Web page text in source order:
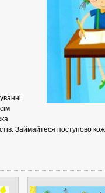
Займайтеся поступово